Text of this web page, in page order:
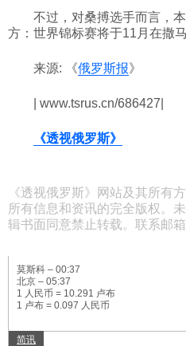
旅游
视听
不过，对桑搏选手而言，
方：世界锦标赛将于11月在撒
来源: 《俄罗斯报》
| www.tsrus.cn/686427|
《透视俄罗斯》
《透视俄罗斯》网站及其所有
所有信息和资讯的完全版权。
辑书面同意禁止转载。联系邮
莫斯科 – 00:37
北京 – 05:37
1 人民币 = 10.291 卢布
1 卢布 = 0.097 人民币
简讯